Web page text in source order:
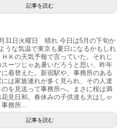
記事を読む
31日火曜日 晴れ 今日は5月の下旬か
うな気温で東京も夏日になるかもしれ
Ｋの天気予報で言っていた。それじ
スーツじゃあ暑いだろうと思い、昨年
着替えた。新宿駅や、事務所のある
は家族連れが多く見られ、その人達
を見送って事務所へ。まさに桜は満
見日和。春休みの子供達も大はしゃ
事務所...
記事を読む